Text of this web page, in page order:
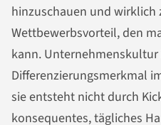
hinzuschauen und
Wettbewerbsvorteil, den
kann.
Differenzierungsmerkmal
sie entsteht nicht durch
konsequentes, tägliches